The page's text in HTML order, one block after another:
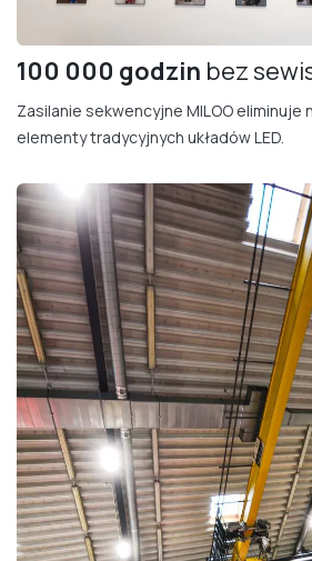
100 000 godzin bez
Zasilanie sekwencyjne MILOO
elementy tradycyjnych układów LED.